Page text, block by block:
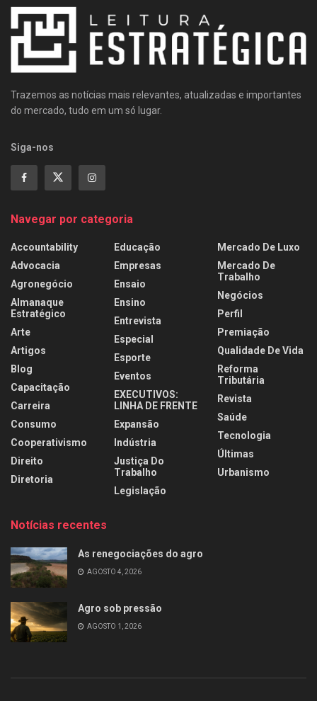
Trazemos as notícias mais relevantes, atualizadas e importantes
do mercado, tudo em um só lugar.
Siga-nos
Navegar por categoria
Accountability
Advocacia
Agronegócio
Almanaque
Estratégico
Arte
Artigos
Blog
Capacitação
Carreira
Consumo
Cooperativismo
Direito
Diretoria
Educação
Empresas
Ensaio
Ensino
Entrevista
Especial
Esporte
Eventos
EXECUTIVOS:
LINHA DE FRENTE
Expansão
Indústria
Justiça Do
Trabalho
Legislação
Mercado De Luxo
Mercado De
Trabalho
Negócios
Perfil
Premiação
Qualidade De Vida
Reforma
Tributária
Revista
Saúde
Tecnologia
Últimas
Urbanismo
Notícias recentes
As renegociações do agro
AGOSTO 4, 2026
Agro sob pressão
AGOSTO 1, 2026